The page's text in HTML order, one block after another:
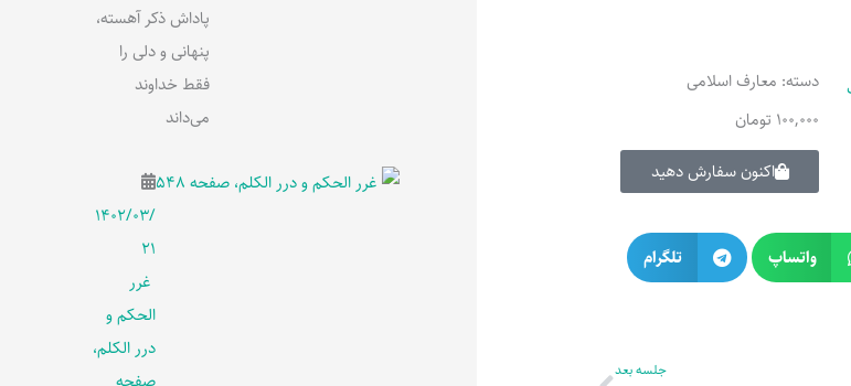
دسته: معارف اسلامی
100,000 تومان
اکنون سفارش دهید
واتساپ
تلگرام
جلسه بعدبعدی
پاداش ذکر آهسته،
پنهانی و دلی را
فقط خداوند
می‌داند
۱۴۰۲/۰۳/
۲۱
غرر
الحکم و
درر الکلم،